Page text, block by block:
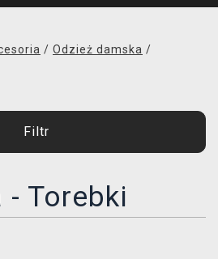
/ Odzież damska /
Filtr
Torebki